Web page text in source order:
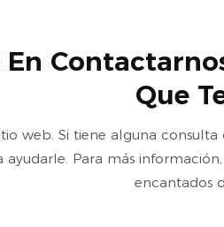
En
Que
web. Si tiene alguna
Para más
encantados